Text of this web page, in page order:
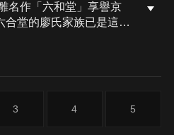
名作「六和堂」享譽京
合堂的廖氏家族已是這裏
傅時，烘乾房突然發生火
3 4 5